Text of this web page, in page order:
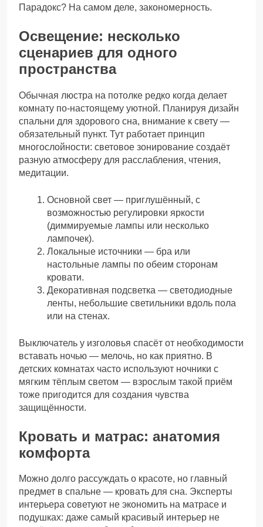
Парадокс? На самом деле, закономерность.
Освещение: несколько
сценариев для одного
пространства
Обычная люстра на потолке редко когда делает
комнату по-настоящему уютной. Планируя дизайн
спальни для здорового сна, внимание к свету —
обязательный пункт. Тут работает принцип
многослойности: световое зонирование создаёт
разную атмосферу для расслабления, чтения,
медитации.
Основной свет — приглушённый, с
возможностью регулировки яркости
(диммируемые лампы или несколько
лампочек).
Локальные источники — бра или
настольные лампы по обеим сторонам
кровати.
Декоративная подсветка — светодиодные
ленты, небольшие светильники вдоль пола
или на стенах.
Выключатель у изголовья спасёт от необходимости
вставать ночью — мелочь, но как приятно. В
детских комнатах часто используют ночники с
мягким тёплым светом — взрослым такой приём
тоже пригодится для создания чувства
защищённости.
Кровать и матрас: анатомия
комфорта
Можно долго рассуждать о красоте, но главный
предмет в спальне — кровать для сна. Эксперты
интерьера советуют не экономить на матрасе и
подушках: даже самый красивый интерьер не